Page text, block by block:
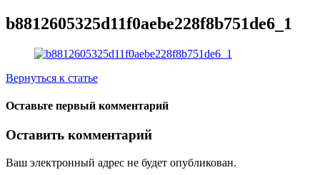
b8812605325d11f0aebe228f8b751de6_1
Вернуться к статье
Оставьте первый комментарий
Оставить комментарий
Ваш электронный адрес не будет опубликован.